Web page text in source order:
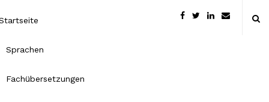
Sprachen
Fachübersetzungen